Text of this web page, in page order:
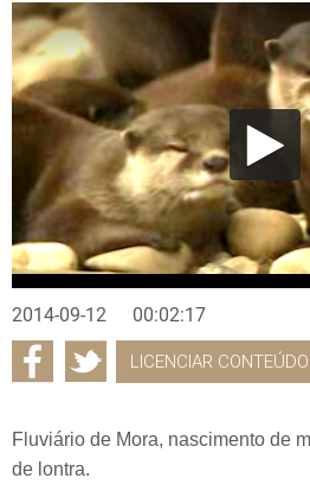
2014-09-12 00:02:17
LICENCIAR CONTEÚDO
Fluviário de Mora, nascimento de
de lontra.